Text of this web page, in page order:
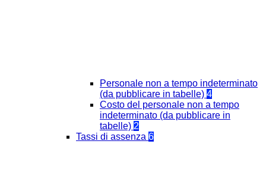
Personale non a tempo indeterminato
(da pubblicare in tabelle) 4
Costo del personale non a tempo
indeterminato (da pubblicare in
tabelle) 2
Tassi di assenza 6